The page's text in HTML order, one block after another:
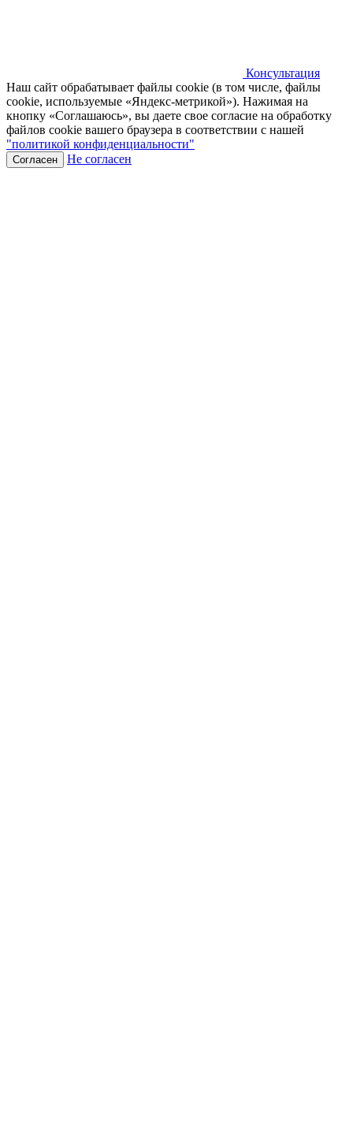
Консультация
Наш сайт обрабатывает файлы cookie (в том числе, файлы
cookie, используемые «Яндекс-метрикой»). Нажимая на
кнопку «Соглашаюсь», вы даете свое согласие на обработку
файлов cookie вашего браузера в соответствии с нашей
"политикой конфиденциальности"
Согласен Не согласен